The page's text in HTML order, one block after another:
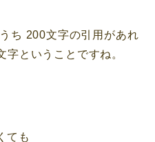
ち 200文字の引用があれ
ということですね。
ても